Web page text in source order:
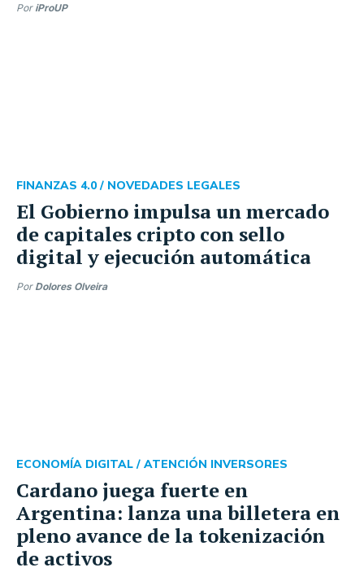
Por iProUP
El Gobierno impulsa un mercado
de capitales cripto con sello
digital y ejecución automática
FINANZAS 4.0 / NOVEDADES LEGALES
Por Dolores Olveira
Cardano juega fuerte en
Argentina: lanza una billetera en
pleno avance de la tokenización
de activos
ECONOMÍA DIGITAL / ATENCIÓN INVERSORES